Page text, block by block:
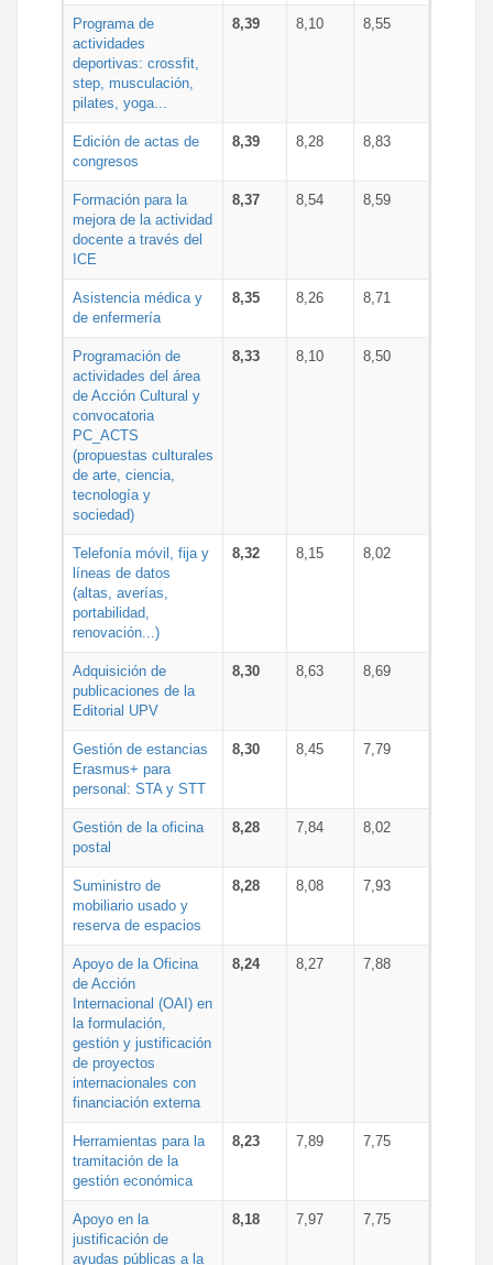
Programa de
actividades
deportivas: crossfit,
step, musculación,
pilates, yoga...
8,39 8,10 8,55
Edición de actas de
congresos
8,39 8,28 8,83
Formación para la
mejora de la actividad
docente a través del
ICE
8,37 8,54 8,59
Asistencia médica y
de enfermería
8,35 8,26 8,71
Programación de
actividades del área
de Acción Cultural y
convocatoria
PC_ACTS
(propuestas culturales
de arte, ciencia,
tecnología y
sociedad)
8,33 8,10 8,50
Telefonía móvil, fija y
líneas de datos
(altas, averías,
portabilidad,
renovación...)
8,32 8,15 8,02
Adquisición de
publicaciones de la
Editorial UPV
8,30 8,63 8,69
Gestión de estancias
Erasmus+ para
personal: STA y STT
8,30 8,45 7,79
Gestión de la oficina
postal
8,28 7,84 8,02
Suministro de
mobiliario usado y
reserva de espacios
8,28 8,08 7,93
Apoyo de la Oficina
de Acción
Internacional (OAI) en
la formulación,
gestión y justificación
de proyectos
internacionales con
financiación externa
8,24 8,27 7,88
Herramientas para la
tramitación de la
gestión económica
8,23 7,89 7,75
Apoyo en la
justificación de
ayudas públicas a la
8,18 7,97 7,75